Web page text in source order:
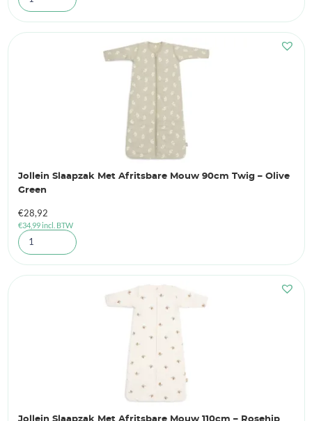
Jollein Slaapzak Met Afritsbare Mouw 90cm Twig – Olive
Green
€28,92
€34,99incl. BTW
Jollein Slaapzak Met Afritsbare Mouw 110cm – Rosehip